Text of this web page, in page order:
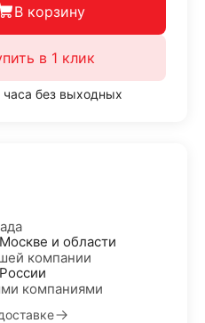
В корзину
в 1 клик
без выходных
и области
компании
компаниями